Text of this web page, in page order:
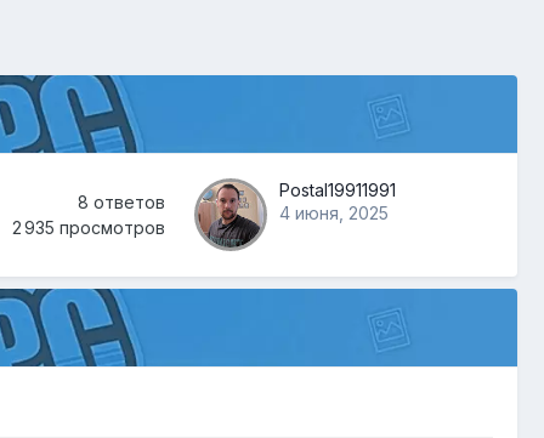
8 ответов
2 935 просмотров
Postal19911991
4 июня, 2025